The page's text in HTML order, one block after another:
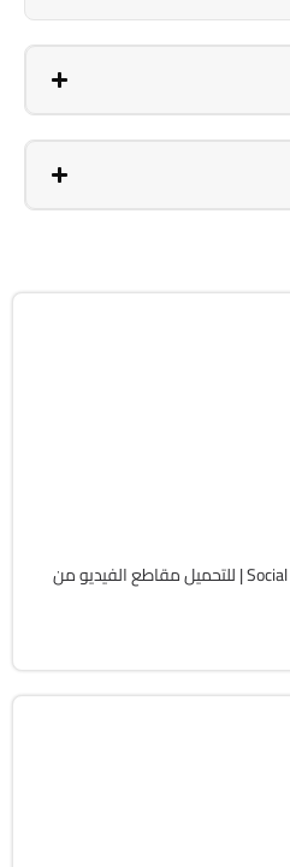
تحميل برنامج Social Media Downloader | للتحميل مقاطع الفيديو من